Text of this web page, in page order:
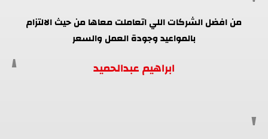
من افضل الشركات اللي اتعاملت معاها من حيث الالتزام
بالمواعيد وجودة العمل والسعر
ابراهيم عبدالحميد